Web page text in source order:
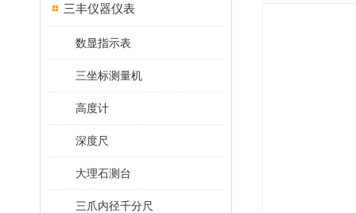
三丰仪器仪表
数显指示表
三坐标测量机
高度计
深度尺
大理石测台
三爪内径千分尺